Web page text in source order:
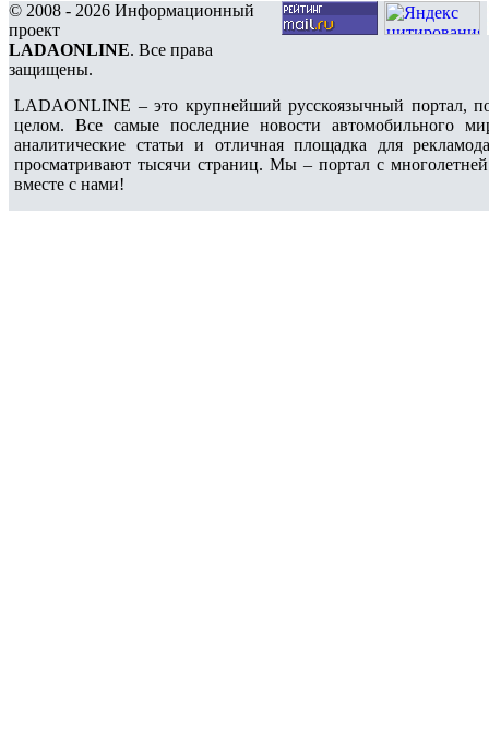
© 2008 - 2026 Информационный
проект
LADAONLINE. Все права
защищены.
LADAONLINE – это крупнейший русскоязычный портал,
целом. Все самые последние новости автомобильного
аналитические статьи и отличная площадка для
просматривают тысячи страниц. Мы – портал с
вместе с нами!